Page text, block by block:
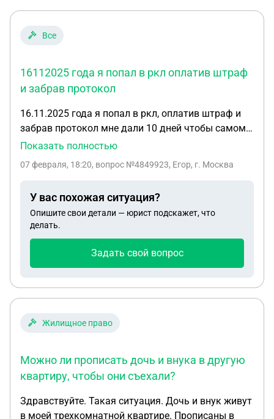
Все
16112025 года я попал в ркл оплатив штраф
и забрав протокол
16.11.2025 года я попал в ркл, оплатив штраф и
забрав протокол мне дали 10 дней чтобы самому
выехать из РФ так я и сделал, в мвд сказали что с
всё обнулиться и можно будет заехать в Россию,
отправился в мвд 03.02.26 для продление срока
прибывания на 1 год в мвд мой паспорт забрали и
поставили штамп о депортации на 5 лет, ссылаясь
в 2027 году, можно ли что-то с этим сделать и
Казахстана
Показать полностью
07 февраля, 18:20, вопрос №4849923, Егор, г. Москва
У вас похожая ситуация?
Опишите свои детали — юрист подскажет, что
делать.
Задать свой вопрос
Жилищное право
Можно ли прописать дочь и внука в другую
квартиру, чтобы они съехали?
Здравствуйте. Такая ситуация. Дочь и внук живут
в моей трехкомнатной квартире. Прописаны в